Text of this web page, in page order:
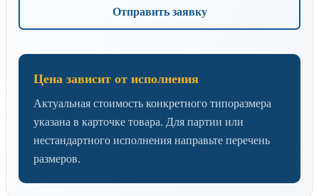
Отправить заявку
Цена зависит от исполнения
Актуальная стоимость конкретного типоразмера
указана в карточке товара. Для партии или
нестандартного исполнения направьте перечень
размеров.